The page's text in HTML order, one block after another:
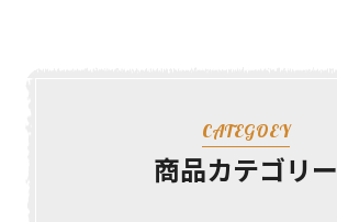
CATEGOEY
商品カテゴリー